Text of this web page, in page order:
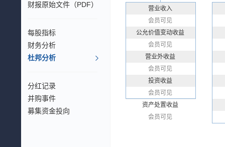
财报原始文件（PDF）
每股指标
财务分析
杜邦分析
分红记录
并购事件
募集资金投向
营业收入
会员可见
公允价值变动收益
会员可见
营业外收益
会员可见
投资收益
会员可见
资产处置收益
会员可见